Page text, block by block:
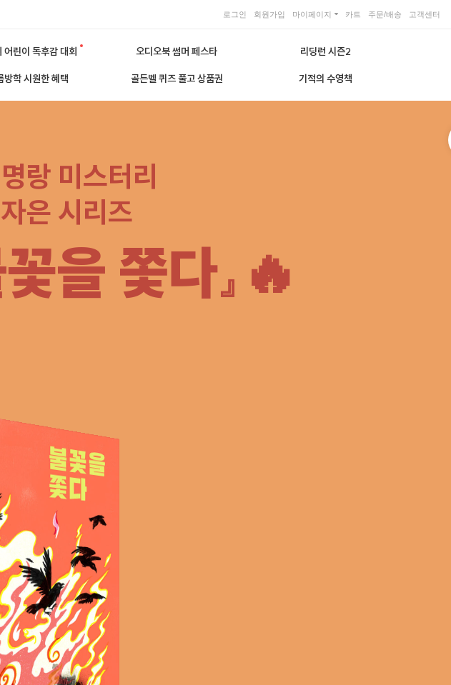
로그인 회원가입 마이페이지 카트 주문/배송 고객센터
어린이 독후감 대회 오디오북 썸머 페스타 리딩런 시즌2
방학 시원한 혜택 골든벨 퀴즈 풀고 상품권 기적의 수영책
랑 미스터리
은 시리즈
을 쫓다』🔥